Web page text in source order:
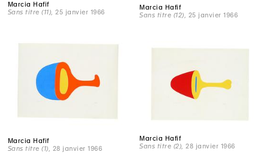
Marcia Hafif
Sans titre (11), 25 janvier 1966
Marcia Hafif
Sans titre (12) , 25 janvier 1966
Marcia Hafif
Sans titre (1) , 28 janvier 1966
Marcia Hafif
Sans titre (2), 28 janvier 1966